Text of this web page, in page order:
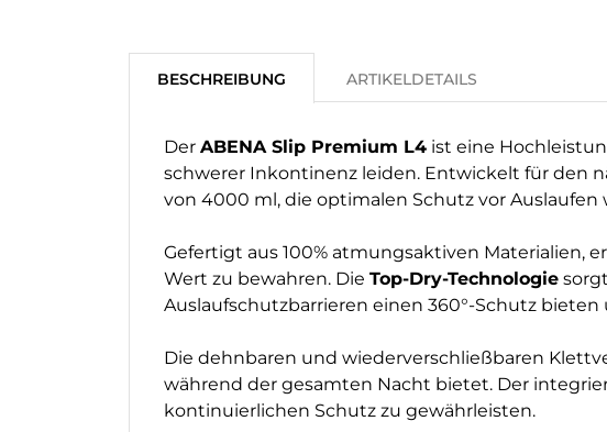
BESCHREIBUNG ARTIKELDETAILS
Der ABENA Slip Premium L4 ist eine
schwerer Inkontinenz leiden. Entwickelt für den
von 4000 ml, die optimalen Schutz vor
Gefertigt aus 100% atmungsaktiven Materialien,
Wert zu bewahren. Die Top-Dry-Technologie
Auslaufschutzbarrieren einen 360°-Schutz
Die dehnbaren und wiederverschließbaren
während der gesamten Nacht bietet. Der
kontinuierlichen Schutz zu gewährleisten.